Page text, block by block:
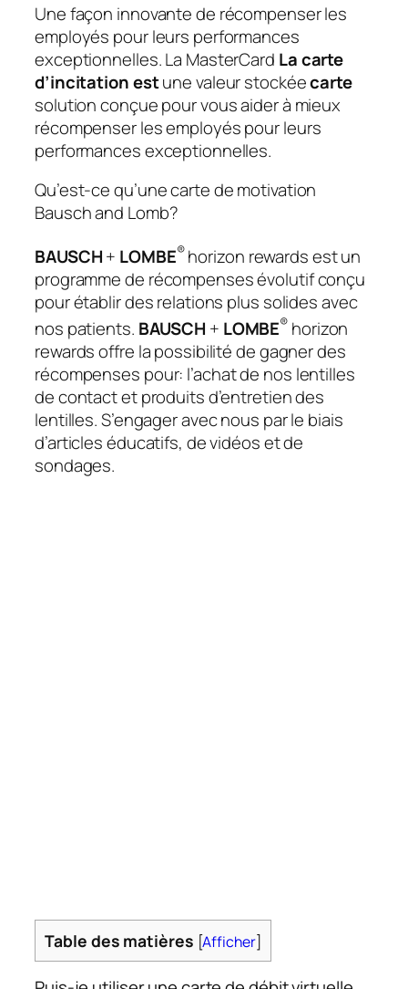
Une façon innovante de récompenser les
employés pour leurs performances
exceptionnelles. La MasterCard La carte
d’incitation estune valeur stockéecarte
solution conçue pour vous aider à mieux
récompenser les employés pour leurs
performances exceptionnelles.
Qu’est-ce qu’une carte de motivation
Bausch and Lomb?
BAUSCH+ LOMBE®horizon rewards est un
programme de récompenses évolutif conçu
pour établir des relations plus solides avec
nos patients. BAUSCH + LOMBE® horizon
rewards offre la possibilité de gagner des
récompenses pour: l’achat de nos lentilles
de contact et produits d’entretien des
lentilles. S’engager avec nous par le biais
d’articles éducatifs, de vidéos et de
sondages.
Table des matières [Afficher]